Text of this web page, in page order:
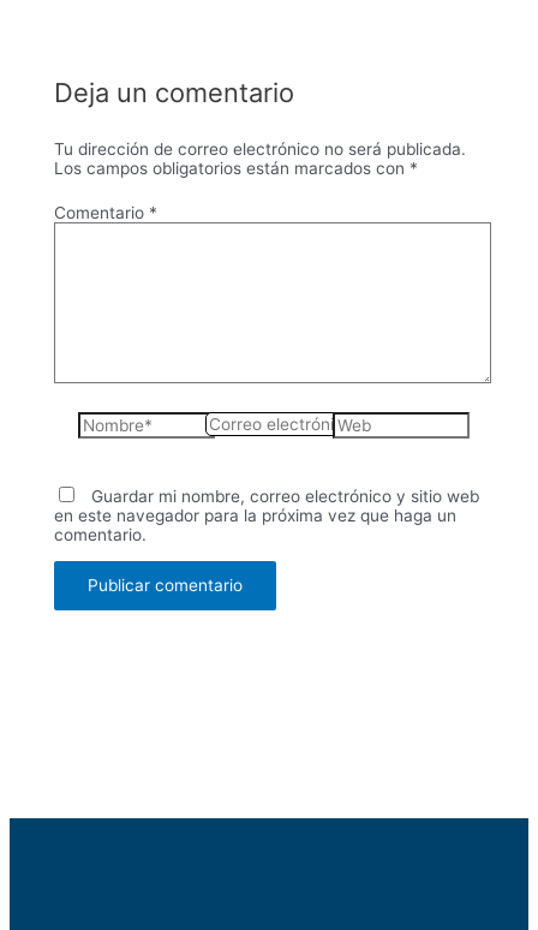
Deja un comentario
Tu dirección de correo electrónico no será publicada.
Los campos obligatorios están marcados con *
Comentario *
Nombre*
Correo
electrónico*
Web
Guardar mi nombre, correo electrónico y sitio web
en este navegador para la próxima vez que haga un
comentario.